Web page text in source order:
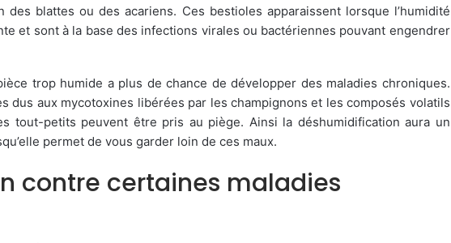
des blattes ou des acariens. Ces bestioles apparaissent lorsque l’humidité
et sont à la base des infections virales ou bactériennes pouvant engendrer
trop humide a plus de chance de développer des maladies chroniques.
dus aux mycotoxines libérées par les champignons et les composés volatils
tout-petits peuvent être pris au piège. Ainsi la déshumidification aura un
permet de vous garder loin de ces maux.
contre certaines maladies